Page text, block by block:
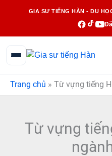
GIA SƯ TIẾNG HÀN - DU
Trang chủ » Từ vựng tiếng
Từ vựng